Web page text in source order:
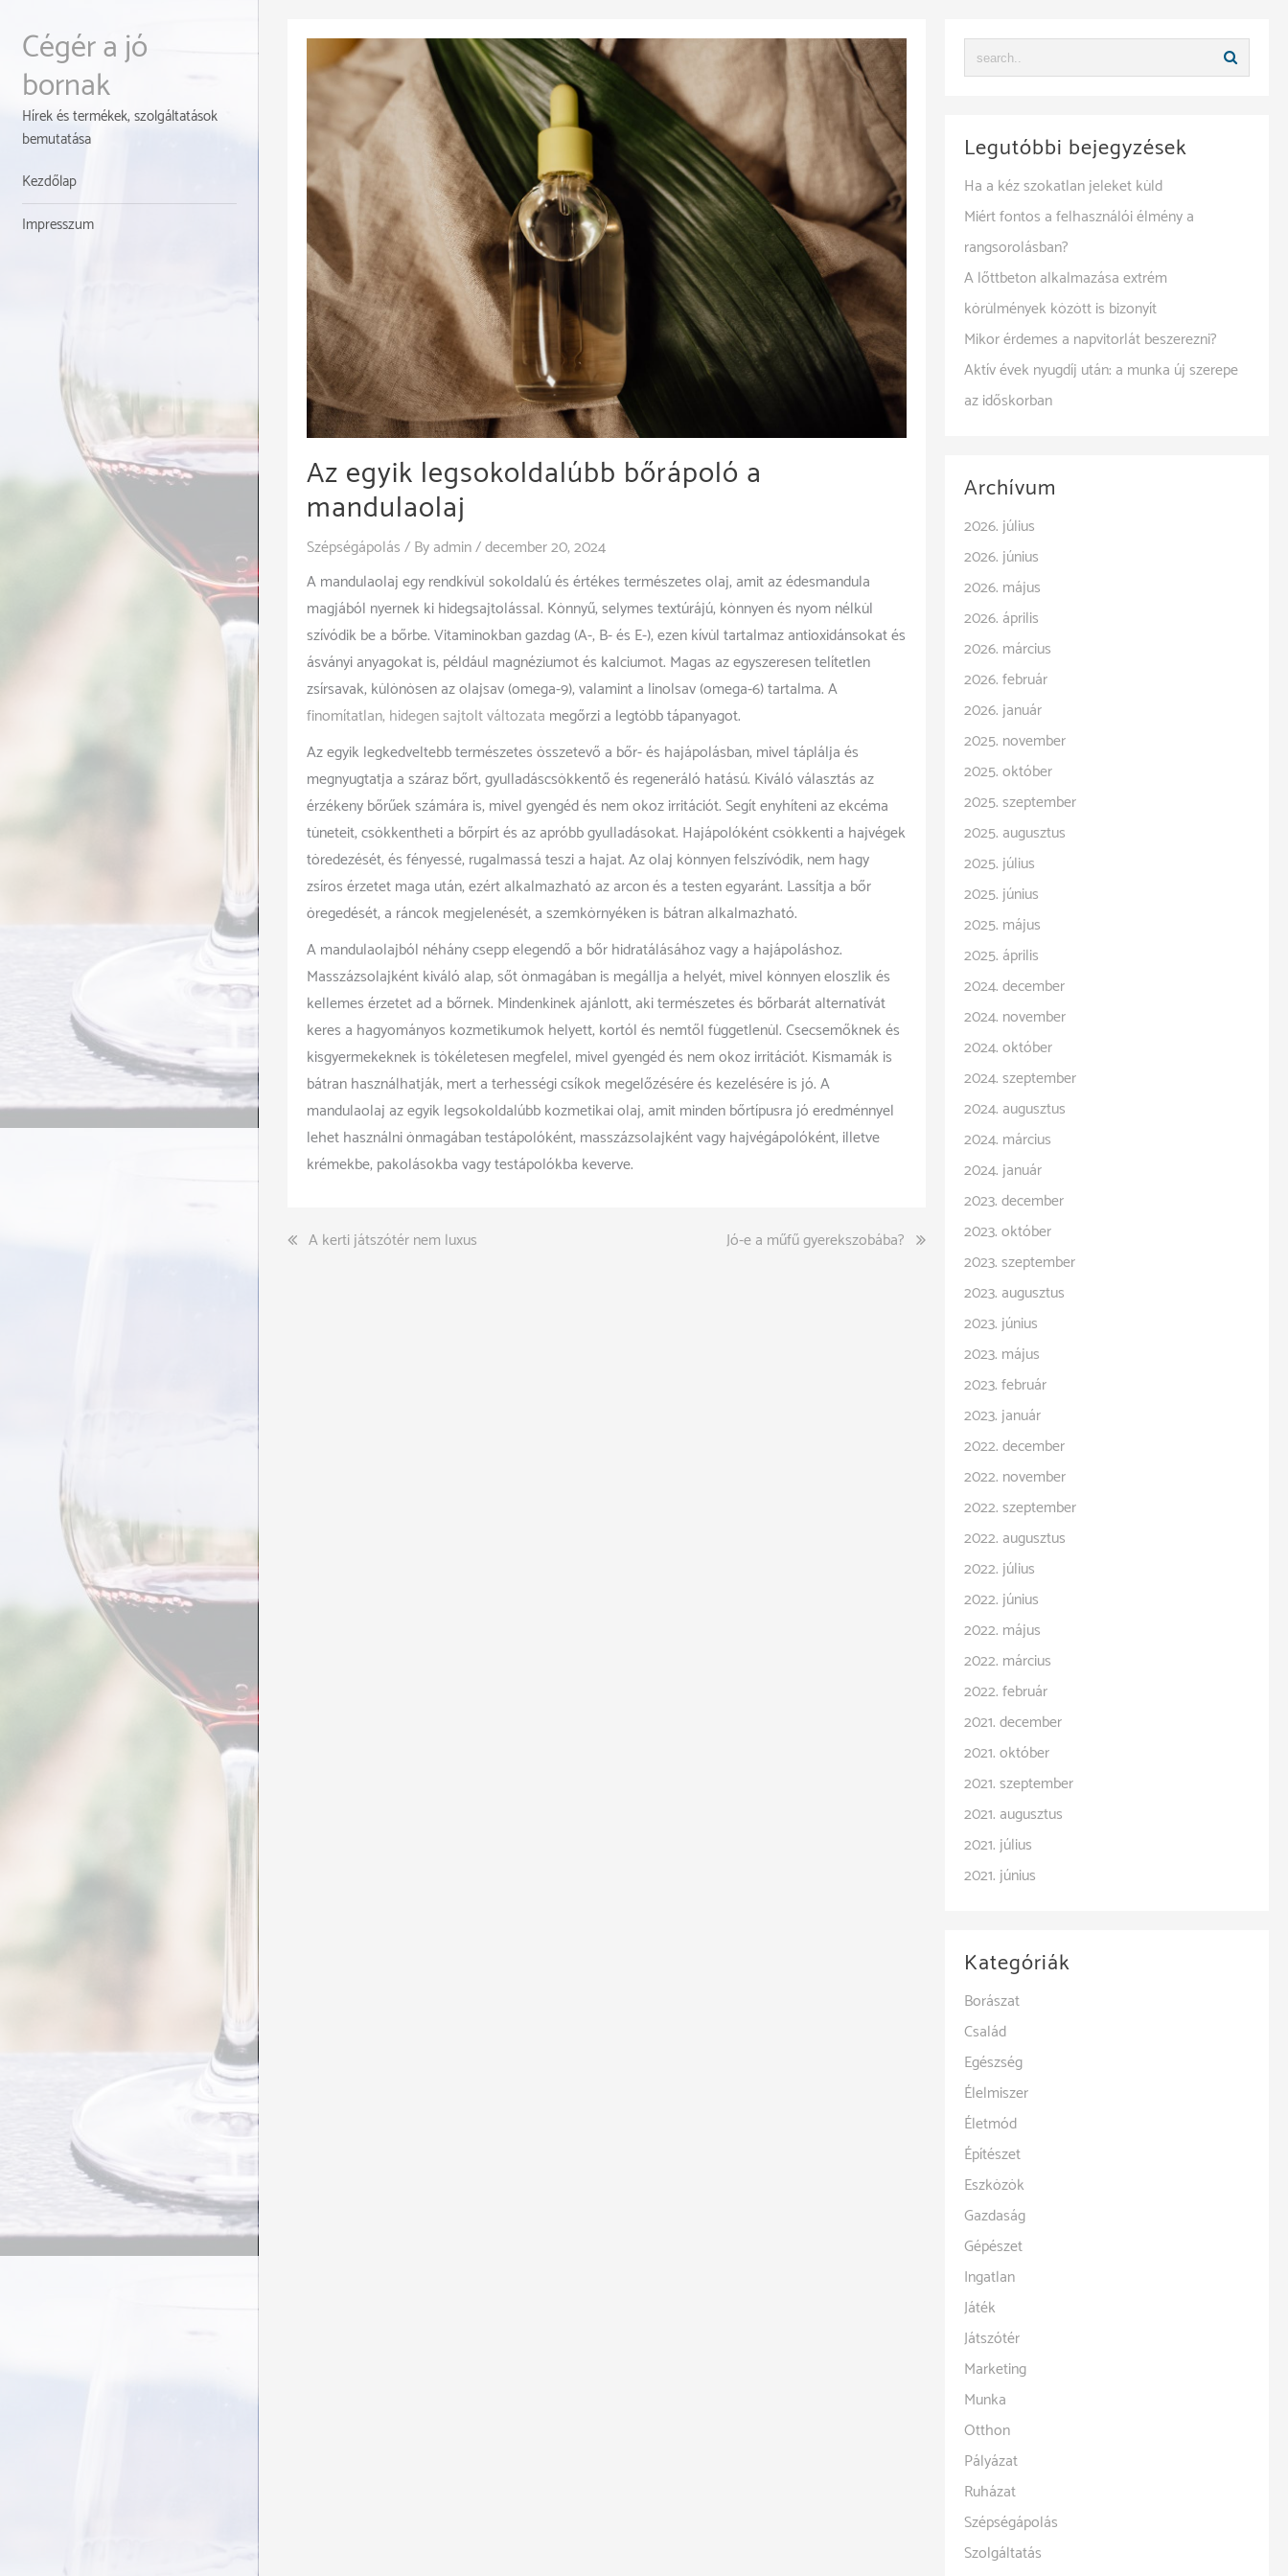
contentCégér a jó
bornak
Hírek és termékek, szolgáltatások
bemutatása
Kezdőlap
Impresszum
Az egyik legsokoldalúbb bőrápoló a
mandulaolaj
Szépségápolás/ Byadmin/december 20, 2024
A mandulaolaj egy rendkívül sokoldalú és értékes természetes olaj, amit az édesmandula
magjából nyernek ki hidegsajtolással. Könnyű, selymes textúrájú, könnyen és nyom nélkül
szívódik be a bőrbe. Vitaminokban gazdag (A-, B- és E-), ezen kívül tartalmaz antioxidánsokat és
ásványi anyagokat is, például magnéziumot és kalciumot. Magas az egyszeresen telítetlen
zsírsavak, különösen az olajsav (omega-9), valamint a linolsav (omega-6) tartalma. A
finomítatlan, hidegen sajtolt változata megőrzi a legtöbb tápanyagot.
Az egyik legkedveltebb természetes összetevő a bőr- és hajápolásban, mivel táplálja és
megnyugtatja a száraz bőrt, gyulladáscsökkentő és regeneráló hatású. Kiváló választás az
érzékeny bőrűek számára is, mivel gyengéd és nem okoz irritációt. Segít enyhíteni az ekcéma
tüneteit, csökkentheti a bőrpírt és az apróbb gyulladásokat. Hajápolóként csökkenti a hajvégek
töredezését, és fényessé, rugalmassá teszi a hajat. Az olaj könnyen felszívódik, nem hagy
zsíros érzetet maga után, ezért alkalmazható az arcon és a testen egyaránt. Lassítja a bőr
öregedését, a ráncok megjelenését, a szemkörnyéken is bátran alkalmazható.
A mandulaolajból néhány csepp elegendő a bőr hidratálásához vagy a hajápoláshoz.
Masszázsolajként kiváló alap, sőt önmagában is megállja a helyét, mivel könnyen eloszlik és
kellemes érzetet ad a bőrnek. Mindenkinek ajánlott, aki természetes és bőrbarát alternatívát
keres a hagyományos kozmetikumok helyett, kortól és nemtől függetlenül. Csecsemőknek és
kisgyermekeknek is tökéletesen megfelel, mivel gyengéd és nem okoz irritációt. Kismamák is
bátran használhatják, mert a terhességi csíkok megelőzésére és kezelésére is jó. A
mandulaolaj az egyik legsokoldalúbb kozmetikai olaj, amit minden bőrtípusra jó eredménnyel
lehet használni önmagában testápolóként, masszázsolajként vagy hajvégápolóként, illetve
krémekbe, pakolásokba vagy testápolókba keverve.
Bejegyzés
A kerti játszótér nem luxus Jó-e a műfű gyerekszobába?
Legutóbbi bejegyzések
Ha a kéz szokatlan jeleket küld
Miért fontos a felhasználói élmény a
rangsorolásban?
A lőttbeton alkalmazása extrém
körülmények között is bizonyít
Mikor érdemes a napvitorlát beszerezni?
Aktív évek nyugdíj után: a munka új szerepe
az időskorban
Archívum
2026. július
2026. június
2026. május
2026. április
2026. március
2026. február
2026. január
2025. november
2025. október
2025. szeptember
2025. augusztus
2025. július
2025. június
2025. május
2025. április
2024. december
2024. november
2024. október
2024. szeptember
2024. augusztus
2024. március
2024. január
2023. december
2023. október
2023. szeptember
2023. augusztus
2023. június
2023. május
2023. február
2023. január
2022. december
2022. november
2022. szeptember
2022. augusztus
2022. július
2022. június
2022. május
2022. március
2022. február
2021. december
2021. október
2021. szeptember
2021. augusztus
2021. július
2021. június
Kategóriák
Borászat
Család
Egészség
Élelmiszer
Életmód
Építészet
Eszközök
Gazdaság
Gépészet
Ingatlan
Játék
Játszótér
Marketing
Munka
Otthon
Pályázat
Ruházat
Szépségápolás
Szolgáltatás